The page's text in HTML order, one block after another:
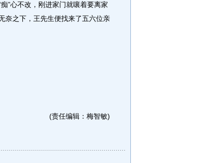
”心不改，刚进家门就嚷着要离家
奈之下，王先生便找来了五六位亲
(责任编辑：梅智敏)